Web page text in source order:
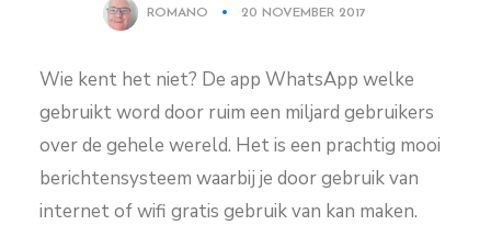
ROMANO 20 NOVEMBER 2017
Wie kent het niet? De app WhatsApp welke
gebruikt word door ruim een miljard gebruikers
over de gehele wereld. Het is een prachtig mooi
berichtensysteem waarbij je door gebruik van
internet of wifi gratis gebruik van kan maken.